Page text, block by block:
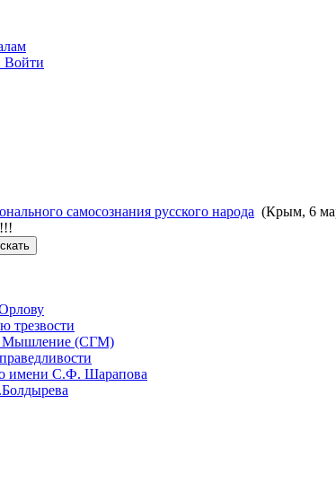
Войти
самосознания русского народа (Крым, 6
трезвости
Мышление (СГМ)
имени С.Ф. Шарапова